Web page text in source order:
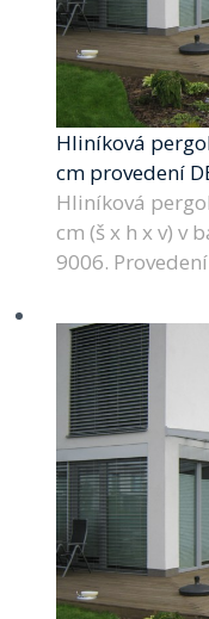
Hliníková
cm provedení
Hliníková
cm (š x h x v) v
9006. Provedení